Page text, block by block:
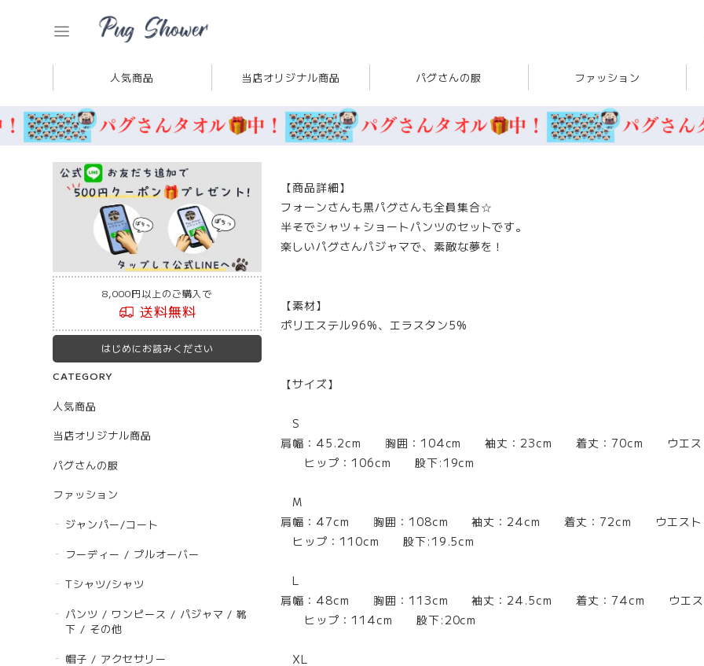
人気商品 当店オリジナル商品 パグさんの服 ファッション
8,000円以上のご購入で
送料無料
はじめにお読みください
CATEGORY
人気商品
当店オリジナル商品
パグさんの服
ファッション
ジャンパー/コート
フーディー / プルオーバー
Tシャツ/シャツ
パンツ / ワンピース / パジャマ / 靴
下 / その他
帽子 / アクセサリー
【商品詳細】
フォーンさんも黒パグさんも全員集合☆
半そでシャツ＋ショートパンツのセットです。
楽しいパグさんパジャマで、素敵な夢を！
【素材】
ポリエステル96%、エラスタン5%
【サイズ】
S
肩幅：45.2cm 胸囲：104cm 袖丈：23cm 着丈：70cm ウエス
ヒップ：106cm 股下:19cm
M
肩幅：47cm 胸囲：108cm 袖丈：24cm 着丈：72cm ウエスト
ヒップ：110cm 股下:19.5cm
L
肩幅：48cm 胸囲：113cm 袖丈：24.5cm 着丈：74cm ウエス
ヒップ：114cm 股下:20cm
XL